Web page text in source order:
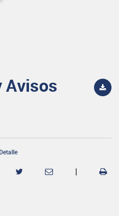
Avisos
Detalle
|